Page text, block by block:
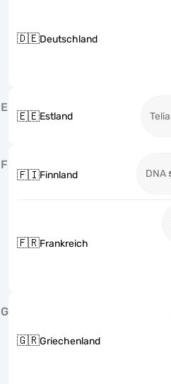
🇩🇪Deutschland
E
🇪🇪Estland Telia
F
🇫🇮Finnland DNA
🇫🇷Frankreich
G
🇬🇷Griechenland